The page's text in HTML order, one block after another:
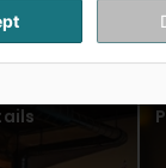
adoré ! Mon
cocktails are
a female